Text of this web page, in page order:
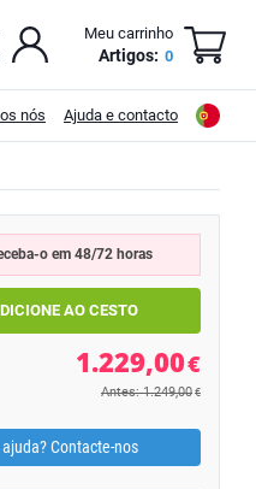
Meu carrinho
Artigos: 0
nós Ajuda e contacto
o em 48/72 horas
1.229,00€
Antes: 1.249,00 €
Contacte-nos